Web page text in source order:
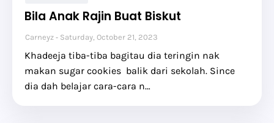
Bila Anak Rajin Buat Biskut
Carneyz Saturday, October 21, 2023
Khadeeja tiba-tiba bagitau dia teringin nak
makan sugar cookies balik dari sekolah. Since
dia dah belajar cara-cara n…